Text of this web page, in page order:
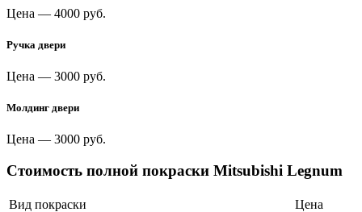
Цена — 4000 руб.
Ручка двери
Цена — 3000 руб.
Молдинг двери
Цена — 3000 руб.
Стоимость полной покраски Mitsubishi Legnum
Вид покраски
Цена